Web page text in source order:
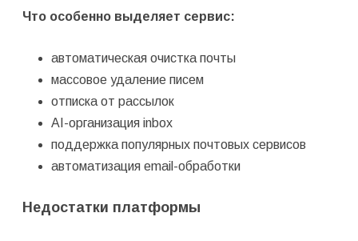
Что особенно выделяет сервис:
автоматическая очистка почты
массовое удаление писем
отписка от рассылок
AI-организация inbox
поддержка популярных почтовых сервисов
автоматизация email-обработки
Недостатки платформы